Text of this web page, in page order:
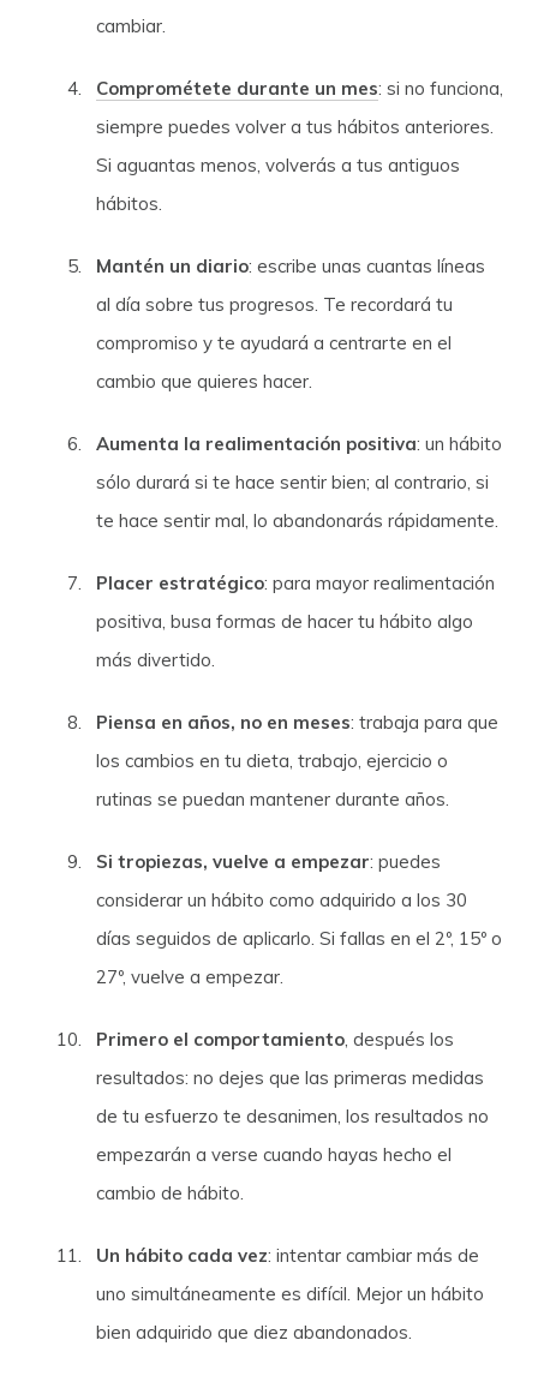
cambiar.
Comprométete durante un mes: si no funciona,
siempre puedes volver a tus hábitos anteriores.
Si aguantas menos, volverás a tus antiguos
hábitos.
Mantén un diario: escribe unas cuantas líneas
al día sobre tus progresos. Te recordará tu
compromiso y te ayudará a centrarte en el
cambio que quieres hacer.
Aumenta la realimentación positiva: un hábito
sólo durará si te hace sentir bien; al contrario, si
te hace sentir mal, lo abandonarás rápidamente.
Placer estratégico: para mayor realimentación
positiva, busa formas de hacer tu hábito algo
más divertido.
Piensa en años, no en meses: trabaja para que
los cambios en tu dieta, trabajo, ejercicio o
rutinas se puedan mantener durante años.
Si tropiezas, vuelve a empezar: puedes
considerar un hábito como adquirido a los 30
días seguidos de aplicarlo. Si fallas en el 2º, 15º o
27º, vuelve a empezar.
Primero el comportamiento, después los
resultados: no dejes que las primeras medidas
de tu esfuerzo te desanimen, los resultados no
empezarán a verse cuando hayas hecho el
cambio de hábito.
Un hábito cada vez: intentar cambiar más de
uno simultáneamente es difícil. Mejor un hábito
bien adquirido que diez abandonados.